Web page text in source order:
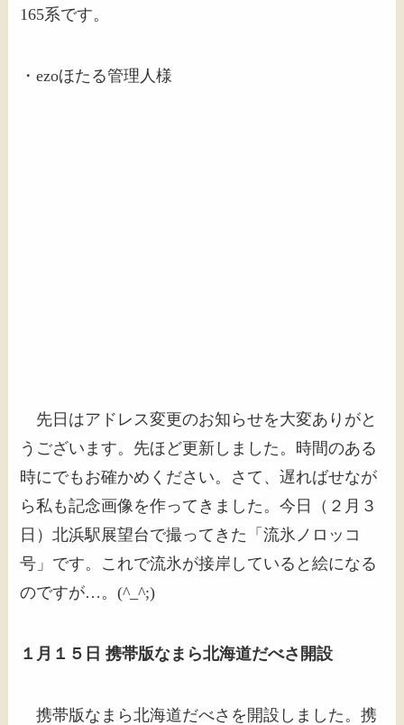
165系です。
・ezoほたる管理人様
先日はアドレス変更のお知らせを大変ありがと
うございます。先ほど更新しました。時間のある
時にでもお確かめください。さて、遅ればせなが
ら私も記念画像を作ってきました。今日（２月３
日）北浜駅展望台で撮ってきた「流氷ノロッコ
号」です。これで流氷が接岸していると絵になる
のですが…。(^_^;)
１月１５日 携帯版なまら北海道だべさ開設
携帯版なまら北海道だべさを開設しました。携